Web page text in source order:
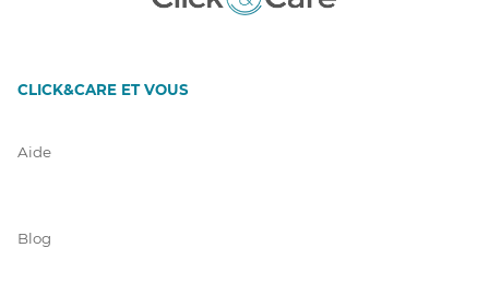
CLICK&CARE ET VOUS
Aide
Blog